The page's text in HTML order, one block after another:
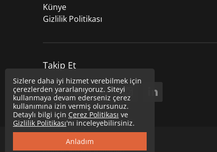
Künye
Gizlilik Politikası
Takip Et
Copyright © 2020
Sizlere daha iyi hizmet verebilmek için
çerezlerden yararlanıyoruz. Siteyi
kullanmaya devam ederseniz çerez
kullanımına izin vermiş olursunuz.
Detaylı bilgi için Çerez Politikası ve
Gizlilik Politikası'nı inceleyebilirsiniz.
Anladım